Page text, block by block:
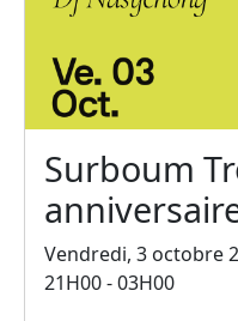
Surboum
Vendredi, 3 octobre
21H00 - 03H00